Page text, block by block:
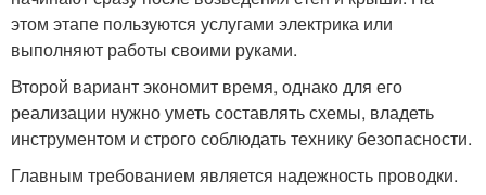
этом этапе пользуются услугами электрика или
выполняют работы своими руками.
Второй вариант экономит время, однако для его
реализации нужно уметь составлять схемы, владеть
инструментом и строго соблюдать технику безопасности.
Главным требованием является надежность проводки.